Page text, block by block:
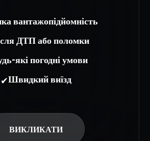
вантажопідйомність
ДТП або поломки
які погодні умови
✔Швидкий виїзд
ВИКЛИКАТИ